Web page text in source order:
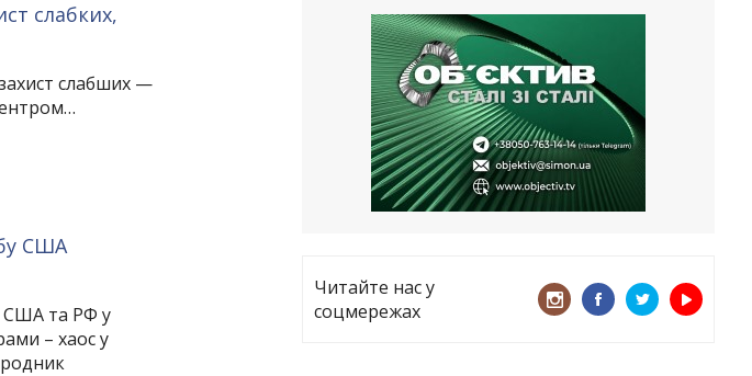
слабких,
слабших —
США
США та РФ у
– хаос у
23.09.2025
Лікарі назвали спрей для носа, що
допоможе запобігти COVID-19 –
CNN
12.09.2025
Читайте нас у
соцмережах